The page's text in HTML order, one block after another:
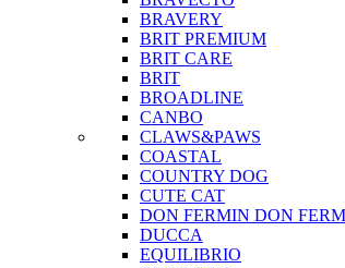
BRAVERY
BRIT PREMIUM
BRIT CARE
BRIT
BROADLINE
CANBO
CLAWS&PAWS
COASTAL
COUNTRY DOG
CUTE CAT
DON FERMIN DON
DUCCA
EQUILIBRIO